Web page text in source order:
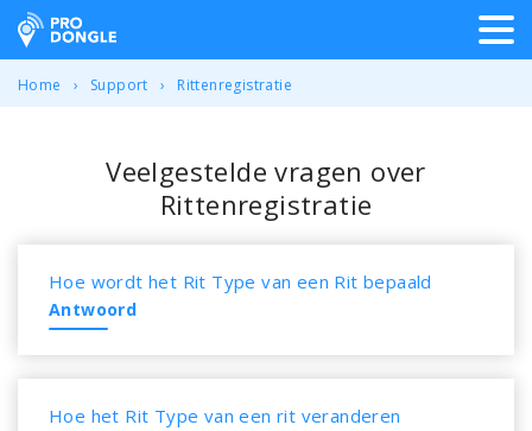
ProDongle Track & Trace
Home Support Rittenregistratie
Veelgestelde vragen over
Rittenregistratie
Hoe wordt het Rit Type van een Rit bepaald
Antwoord
Hoe het Rit Type van een rit veranderen